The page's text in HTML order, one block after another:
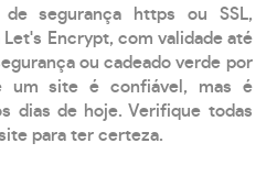
segurança https ou SSL,
Encrypt, com validade até
ou cadeado verde por
um site é confiável, mas é
dias de hoje. Verifique todas
para ter certeza.